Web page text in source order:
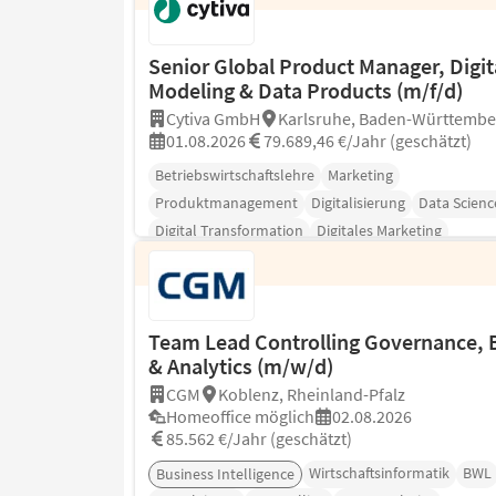
Senior Global Product Manager,
Modeling & Data Products (m/f/d)
Cytiva GmbH
Karlsruhe, Baden-
01.08.2026
79.689,46 €/Jahr (geschätzt)
Betriebswirtschaftslehre
Marketing
Produktmanagement
Digitalisierung
Data
Digital Transformation
Digitales Marketing
Team Lead Controlling Governance,
& Analytics (m/w/d)
CGM
Koblenz, Rheinland-Pfalz
Homeoffice möglich
02.08.2026
85.562 €/Jahr (geschätzt)
Business Intelligence Wirtschaftsinformatik
BWL